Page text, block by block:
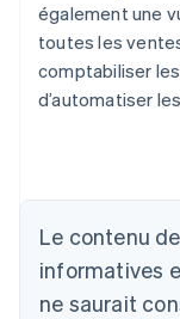
également une
toutes les
comptabiliser
d’automatiser
Le contenu
informatives
ne saurait
Australie
Autriche
DeutschEnglish
Belgique